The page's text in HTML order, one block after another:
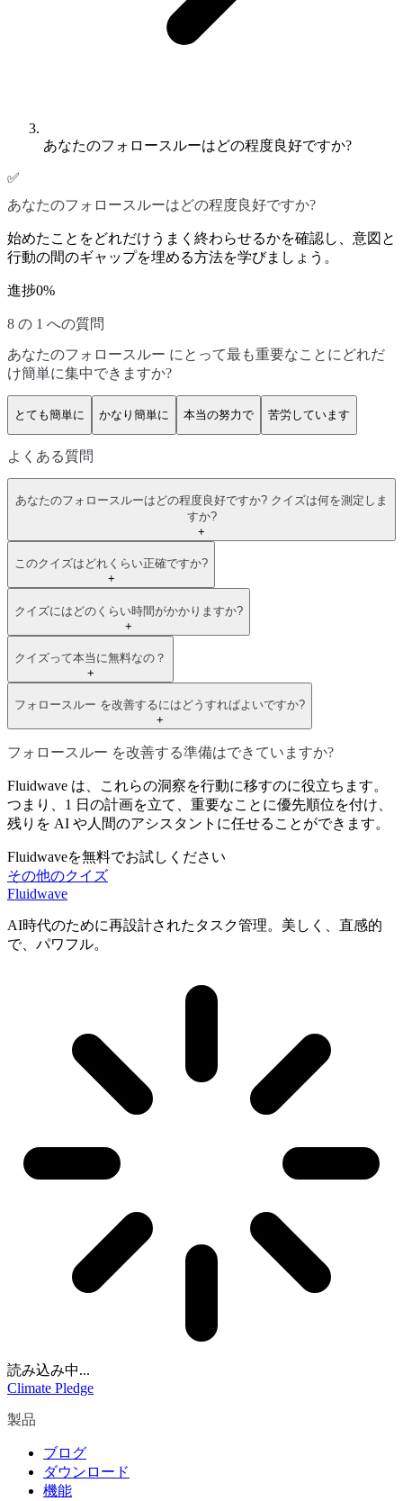
あなたのフォロースルーはどの程度良好ですか?
✅
あなたのフォロースルーはどの程度良好ですか?
始めたことをどれだけうまく終わらせるかを確認し、意図と
行動の間のギャップを埋める方法を学びましょう。
進捗0%
8 の 1 への質問
あなたのフォロースルー にとって最も重要なことにどれだ
け簡単に集中できますか?
とても簡単に かなり簡単に 本当の努力で 苦労しています
よくある質問
あなたのフォロースルーはどの程度良好ですか? クイズは何を測定しま
すか?
+
このクイズはどれくらい正確ですか?
+
クイズにはどのくらい時間がかかりますか?
+
クイズって本当に無料なの？
+
フォロースルー を改善するにはどうすればよいですか?
+
フォロースルー を改善する準備はできていますか?
Fluidwave は、これらの洞察を行動に移すのに役立ちます。
つまり、1 日の計画を立て、重要なことに優先順位を付け、
残りを AI や人間のアシスタントに任せることができます。
Fluidwaveを無料でお試しください
その他のクイズ
Fluidwave
AI時代のために再設計されたタスク管理。美しく、直感的
で、パワフル。
読み込み中...
Climate Pledge
製品
ブログ
ダウンロード
機能